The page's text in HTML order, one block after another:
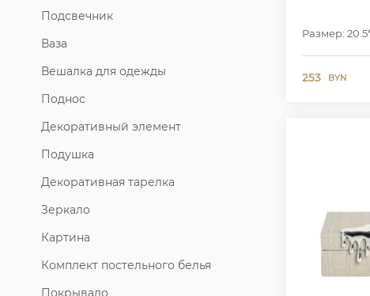
Подсвечник
Ваза
Вешалка для одежды
Поднос
Декоративный элемент
Подушка
Декоративная тарелка
Зеркало
Картина
Комплект постельного белья
Покрывало
Размер:
253 BYN